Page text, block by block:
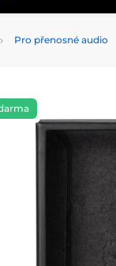
Pro přenosné audio